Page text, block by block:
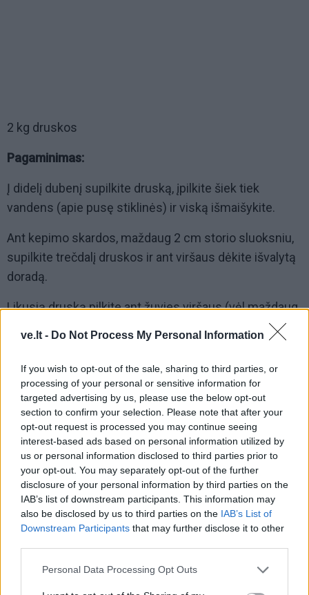
ve.lt - Do Not Process My Personal Information
If you wish to opt-out of the sale, sharing to third parties, or
processing of your personal or sensitive information for
targeted advertising by us, please use the below opt-out
section to confirm your selection. Please note that after your
opt-out request is processed you may continue seeing
interest-based ads based on personal information utilized by
us or personal information disclosed to third parties prior to
your opt-out. You may separately opt-out of the further
disclosure of your personal information by third parties on the
IAB’s list of downstream participants. This information may
also be disclosed by us to third parties on the IAB’s List of
Downstream Participants that may further disclose it to other
Personal Data Processing Opt Outs
2 kg druskos
Pagaminimas:
Į didelį dubenį supilkite druską, įpilkite šiek tiek
vandens (apie pusę stiklinės) ir viską išmaišykite.
Ant kepimo skardos, maždaug 2 cm storio sluoksniu,
supilkite trečdalį druskos ir ant viršaus dėkite išvalytą
doradą.
Likusią druską pilkite ant žuvies viršaus (vėl maždaug